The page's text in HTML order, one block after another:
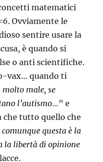
matematici
. Ovviamente le
sentire usare la
è quando si
o anti scientifiche.
vax… quando ti
male, se
l’autismo…” e
tutto quello che
comunque questa è la
la libertà di opinione